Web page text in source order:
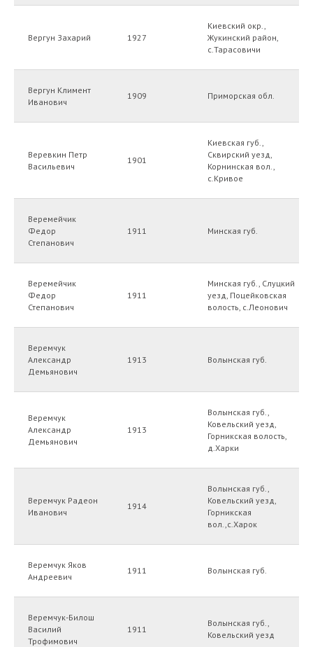
Вергун Захарий 1927
Киевский окр.,
Жукинский район,
с.Тарасовичи
Вергун Климент
Иванович
1909 Приморская обл.
Веревкин Петр
Васильевич
1901
Киевская губ.,
Сквирский уезд,
Корнинская вол.,
с.Кривое
Веремейчик
Федор
Степанович
1911 Минская губ.
Веремейчик
Федор
Степанович
1911
Минская губ., Слуцкий
уезд, Поцейковская
волость, с.Леонович
Веремчук
Александр
Демьянович
1913 Волынская губ.
Веремчук
Александр
Демьянович
1913
Волынская губ.,
Ковельский уезд,
Горникская волость,
д.Харки
Веремчук Радеон
Иванович
1914
Волынская губ.,
Ковельский уезд,
Горникская
вол.,с.Харок
Веремчук Яков
Андреевич
1911 Волынская губ.
Веремчук-Билош
Василий
Трофимович
1911
Волынская губ.,
Ковельский уезд